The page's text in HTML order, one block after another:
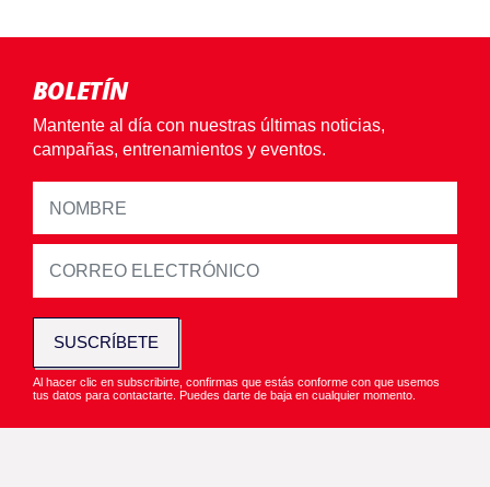
BOLETÍN
Mantente al día con nuestras últimas noticias,
campañas, entrenamientos y eventos.
SUSCRÍBETE
Al hacer clic en subscribirte, confirmas que estás conforme con que usemos
tus datos para contactarte. Puedes darte de baja en cualquier momento.